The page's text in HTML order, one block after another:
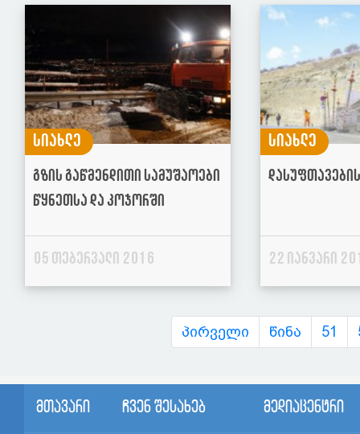
სიახლე
გზის გაწმენდითი სამუშაოები
წყნეთსა და კოჯორში
05 თებერვალი 2016
სიახლე
22 იანვარი
პირველი წინა 51
მთავარი ჩვენ შესახებ მედიაცენტრი